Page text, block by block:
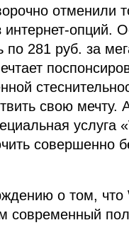
отменили
интернет-опций.
по 281 руб. за
свою
услуга
совершенно
о том, что
современный